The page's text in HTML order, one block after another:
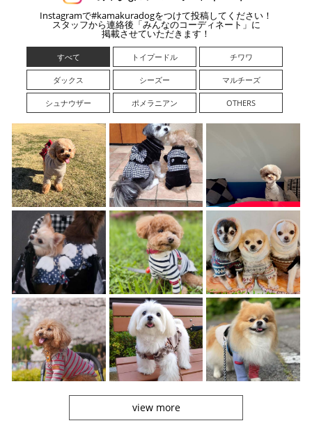
Instagramで#kamakuradogをつけて投稿してください！
スタッフから連絡後「みんなのコーディネート」に
掲載させていただきます！
すべて トイプードル チワワ
ダックス シーズー マルチーズ
シュナウザー ポメラニアン OTHERS
view more